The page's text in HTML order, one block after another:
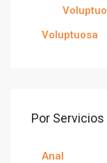
Voluptuosa
Por Servicios
Anal